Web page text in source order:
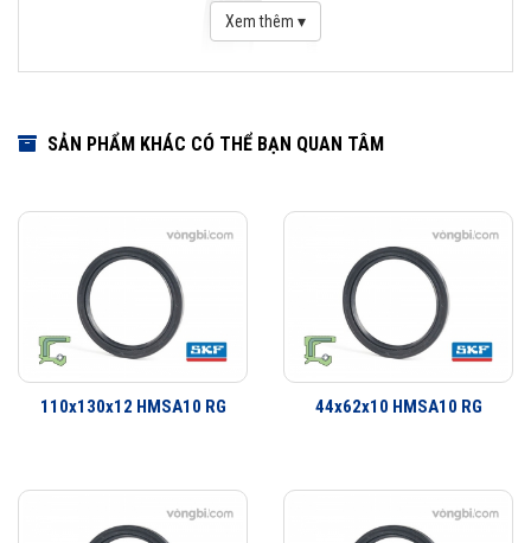
Download Catalogue Phớt chặn dầu SKF
Phớt là một bộ phận quan trọng trong việc che chắn bảo vệ vòng bi.
Dãy sản phẩm của SKF bao gồm các loại phớt tiếp xúc với bề mặt cố
yêu cầu ứng dụng công nghiệp. SKF có thể cung cấp các giải pháp
Xem thêm ▾
SẢN PHẨM KHÁC CÓ THỂ BẠN QUAN TÂM
110x130x12 HMSA10 RG 44x62x10 HMSA10 RG